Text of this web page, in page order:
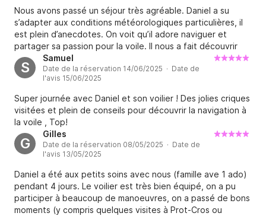
superbes. Il a également pris le temps de partager ses
connaissances et de faire participer ceux qui le
souhaitaient aux manœuvres, toujours dans une ambiance
détendue et sécurisante. Le bateau est agréable, bien
entretenu et parfaitement adapté à une belle journée en
mer. Petits et grands sont revenus enchantés de cette
sortie. Une expérience que nous recommandons sans
superbe journée et pour sa gentillesse !
Nous avons passé un séjour très agréable. Daniel a su
s’adapter aux conditions météorologiques particulières, il
est plein d’anecdotes. On voit qu’il adore naviguer et
partager sa passion pour la voile. Il nous a fait découvrir
des endroits magiques autour de Toulon et de Porquerolle.
Encore merci
S
Samuel
Date de la réservation 14/06/2025 · Date de
l'avis 15/06/2025
Super journée avec Daniel et son voilier ! Des jolies criques
visitées et plein de conseils pour découvrir la navigation à
la voile , Top!
G
Gilles
Date de la réservation 08/05/2025 · Date de
l'avis 13/05/2025
Daniel a été aux petits soins avec nous (famille ave 1 ado)
pendant 4 jours. Le voilier est très bien équipé, on a pu
participer à beaucoup de manoeuvres, on a passé de bons
moments (y compris quelques visites à Prot-Cros ou